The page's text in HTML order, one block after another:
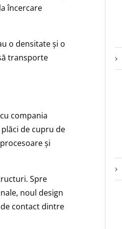
încercare
o densitate și o
transporte
compania
de cupru de
și
Spre
noul design
contact dintre